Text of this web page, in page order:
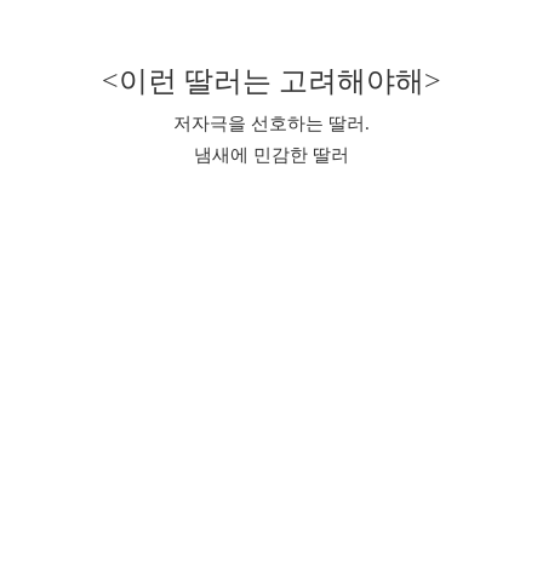
<이런 딸러는 고려해야해>
저자극을 선호하는 딸러.
냄새에 민감한 딸러